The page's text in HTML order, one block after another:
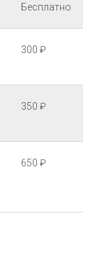
Бесплатно
300 ₽
350 ₽
650 ₽